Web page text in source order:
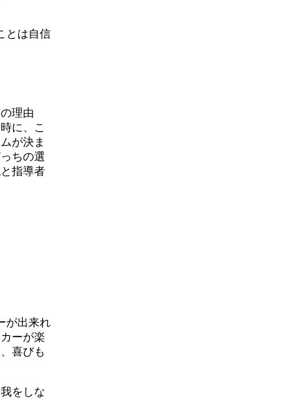
とは自信
理由
に、こ
が決ま
ちの選
指導者
が出来れ
ーが楽
喜びも
をしな